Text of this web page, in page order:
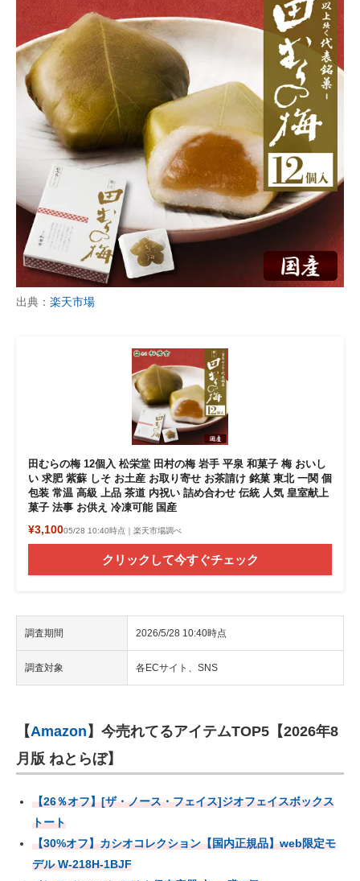
出典： 楽天市場
田むらの梅 12個入 松栄堂 田村の梅 岩手 平泉 和菓子 梅 おいし
い 求肥 紫蘇 しそ お土産 お取り寄せ お茶請け 銘菓 東北 一関 個
包装 常温 高級 上品 茶道 内祝い 詰め合わせ 伝統 人気 皇室献上
菓子 法事 お供え 冷凍可能 国産
¥3,10005/28 10:40時点｜楽天市場調べ
クリックして今すぐチェック
調査期間 2026/5/28 10:40時点
調査対象 各ECサイト、SNS
【Amazon 】今売れてるアイテムTOP5【2026年8
月版 ねとらぼ】
【26％オフ】[ザ・ノース・フェイス]ジオフェイスボックス
トート
【30%オフ】カシオコレクション【国内正規品】web限定モ
デル W-218H-1BJF